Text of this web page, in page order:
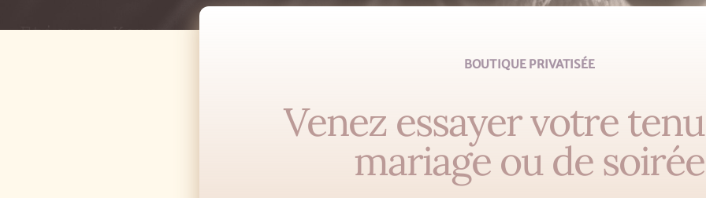
BOUTIQUE PRIVATISÉE
Venez essayer votre
mariage ou de soirée